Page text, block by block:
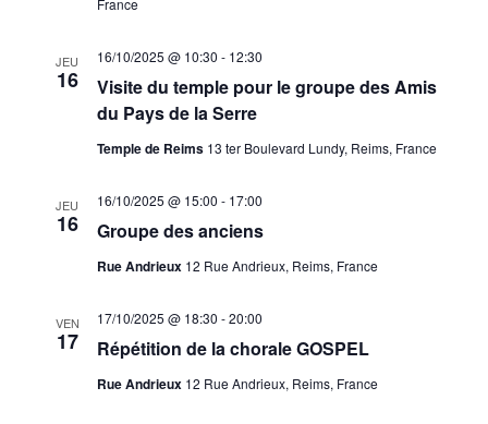
JEU
16
Visite du temple pour le groupe des Amis
du Pays de la Serre
16/10/2025 @ 10:30 - 12:30
Temple de Reims 13 ter Boulevard Lundy, Reims, France
JEU
16 Groupe des anciens
16/10/2025 @ 15:00 - 17:00
Rue Andrieux 12 Rue Andrieux, Reims, France
VEN
17 Répétition de la chorale GOSPEL
17/10/2025 @ 18:30 -20:00
Rue Andrieux 12 Rue Andrieux, Reims, France